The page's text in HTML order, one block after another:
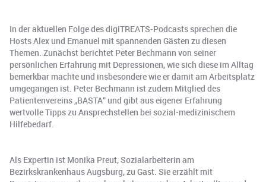
In der aktuellen Folge des digiTREATS-Podcasts sprechen die
Hosts Alex und Emanuel mit spannenden Gästen zu diesen
Themen. Zunächst berichtet Peter Bechmann von seiner
persönlichen Erfahrung mit Depressionen, wie sich diese im Alltag
bemerkbar machte und insbesondere wie er damit am Arbeitsplatz
umgegangen ist. Peter Bechmann ist zudem Mitglied des
Patientenvereins „BASTA“ und gibt aus eigener Erfahrung
wertvolle Tipps zu Ansprechstellen bei sozial-medizinischem
Hilfebedarf.
Als Expertin ist Monika Preut, Sozialarbeiterin am
Bezirkskrankenhaus Augsburg, zu Gast. Sie erzählt mit